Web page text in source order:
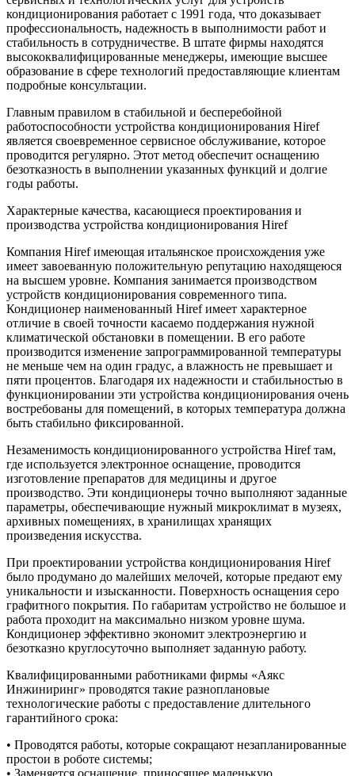
кондиционирования работает с 1991 года, что доказывает
профессиональность, надежность в выполнимости работ и
стабильность в сотрудничестве. В штате фирмы находятся
высококвалифицированные менеджеры, имеющие высшее
образование в сфере технологий предоставляющие клиентам
подробные консультации.
Главным правилом в стабильной и бесперебойной
работоспособности устройства кондиционирования Hiref
является своевременное сервисное обслуживание, которое
проводится регулярно. Этот метод обеспечит оснащению
безотказность в выполнении указанных функций и долгие
годы работы.
Характерные качества, касающиеся проектирования и
производства устройства кондиционирования Hiref
Компания Hiref имеющая итальянское происхождения уже
имеет завоеванную положительную репутацию находящеюся
на высшем уровне. Компания занимается производством
устройств кондиционирования современного типа.
Кондиционер наименованный Hiref имеет характерное
отличие в своей точности касаемо поддержания нужной
климатической обстановки в помещении. В его работе
производится изменение запрограммированной температуры
не меньше чем на один градус, а влажность не превышает и
пяти процентов. Благодаря их надежности и стабильностью в
функционировании эти устройства кондиционирования очень
востребованы для помещений, в которых температура должна
быть стабильно фиксированной.
Незаменимость кондиционированного устройства Hiref там,
где используется электронное оснащение, проводится
изготовление препаратов для медицины и другое
производство. Эти кондиционеры точно выполняют заданные
параметры, обеспечивающие нужный микроклимат в музеях,
архивных помещениях, в хранилищах хранящих
произведения искусства.
При проектировании устройства кондиционирования Hiref
было продумано до малейших мелочей, которые предают ему
уникальности и изысканности. Поверхность оснащения серо
графитного покрытия. По габаритам устройство не большое и
работа проходит на максимально низком уровне шума.
Кондиционер эффективно экономит электроэнергию и
безотказно круглосуточно выполняет заданную работу.
Квалифицированными работниками фирмы «Аякс
Инжиниринг» проводятся такие разноплановые
технологические работы с предоставление длительного
гарантийного срока:
• Проводятся работы, которые сокращают незапланированные
простои в роботе системы;